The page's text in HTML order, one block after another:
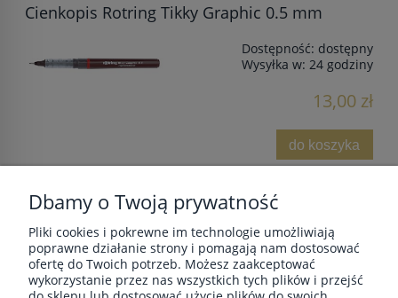
Cienkopis Rotring Tikky Graphic 0.5 mm
Dostępność: dostępny
Wysyłka w: 24 godziny
13,00 zł
do koszyka
POMOC
Dbamy o Twoją prywatność
Pliki cookies i pokrewne im technologie umożliwiają
poprawne działanie strony i pomagają nam dostosować
ofertę do Twoich potrzeb. Możesz zaakceptować
wykorzystanie przez nas wszystkich tych plików i przejść